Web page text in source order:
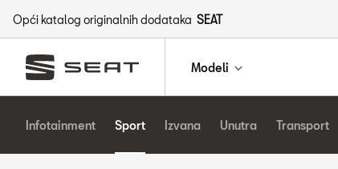
Opći katalog originalnih dodataka SEAT
Modeli
Infotainment Sport Izvana Unutra Transport